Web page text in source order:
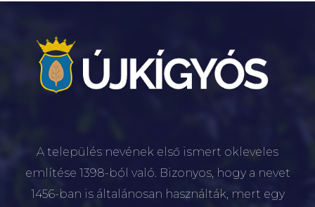
A település nevének első ismert okleveles
említése 1398-ból való. Bizonyos, hogy a nevet
1456-ban is általánosan használták, mert egy